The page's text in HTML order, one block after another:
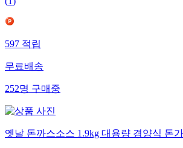
(1)
597적립
무료배송
252명구매중
옛날 돈까스소스 1.9kg 대용량 경양식 돈